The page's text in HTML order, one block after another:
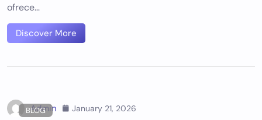
ofrece…
Discover More
BLOG
Admin January 21, 2026